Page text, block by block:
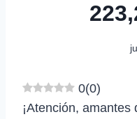
0(0)
¡Atención,